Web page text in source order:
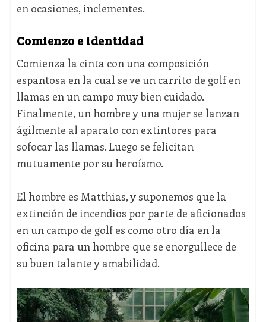
en ocasiones, inclementes.
Comienzo e identidad
Comienza la cinta con una composición
espantosa en la cual se ve un carrito de golf en
llamas en un campo muy bien cuidado.
Finalmente, un hombre y una mujer se lanzan
ágilmente al aparato con extintores para
sofocar las llamas. Luego se felicitan
mutuamente por su heroísmo.
El hombre es Matthias, y suponemos que la
extinción de incendios por parte de aficionados
en un campo de golf es como otro día en la
oficina para un hombre que se enorgullece de
su buen talante y amabilidad.